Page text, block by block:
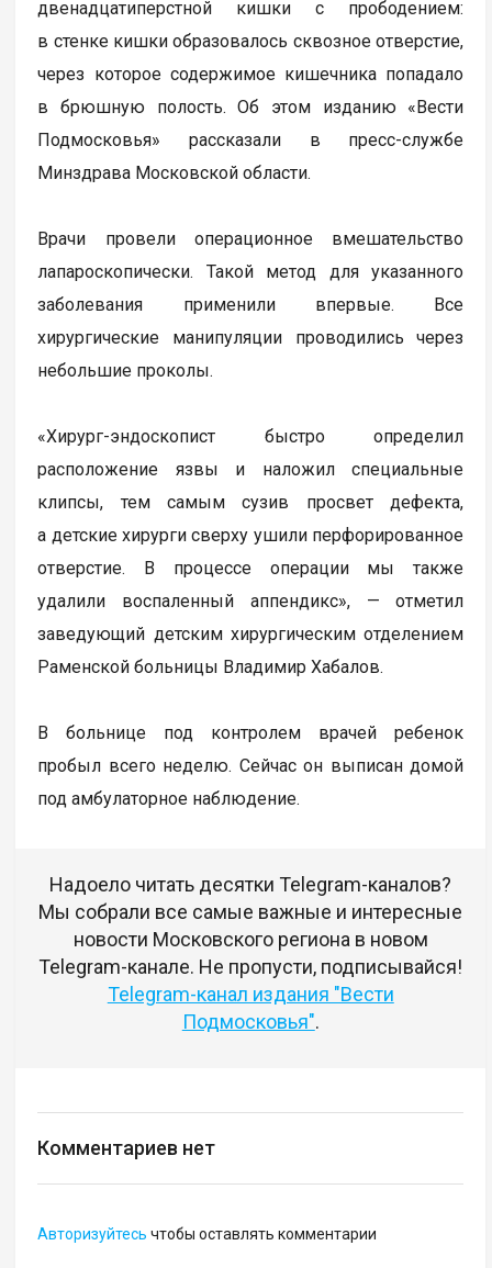
двенадцатиперстной кишки с прободением:
в стенке кишки образовалось сквозное отверстие,
через которое содержимое кишечника попадало
в брюшную полость. Об этом изданию «Вести
Подмосковья» рассказали в пресс-службе
Минздрава Московской области.
Врачи провели операционное вмешательство
лапароскопически. Такой метод для указанного
заболевания применили впервые. Все
хирургические манипуляции проводились через
небольшие проколы.
«Хирург-эндоскопист быстро определил
расположение язвы и наложил специальные
клипсы, тем самым сузив просвет дефекта,
а детские хирурги сверху ушили перфорированное
отверстие. В процессе операции мы также
удалили воспаленный аппендикс», — отметил
заведующий детским хирургическим отделением
Раменской больницы Владимир Хабалов.
В больнице под контролем врачей ребенок
пробыл всего неделю. Сейчас он выписан домой
под амбулаторное наблюдение.
Надоело читать десятки Telegram-каналов?
Мы собрали все самые важные и интересные
новости Московского региона в новом
Telegram-канале. Не пропусти, подписывайся!
Telegram-канал издания "Вести
Подмосковья".
Комментариев нет
Авторизуйтесь чтобы оставлять комментарии